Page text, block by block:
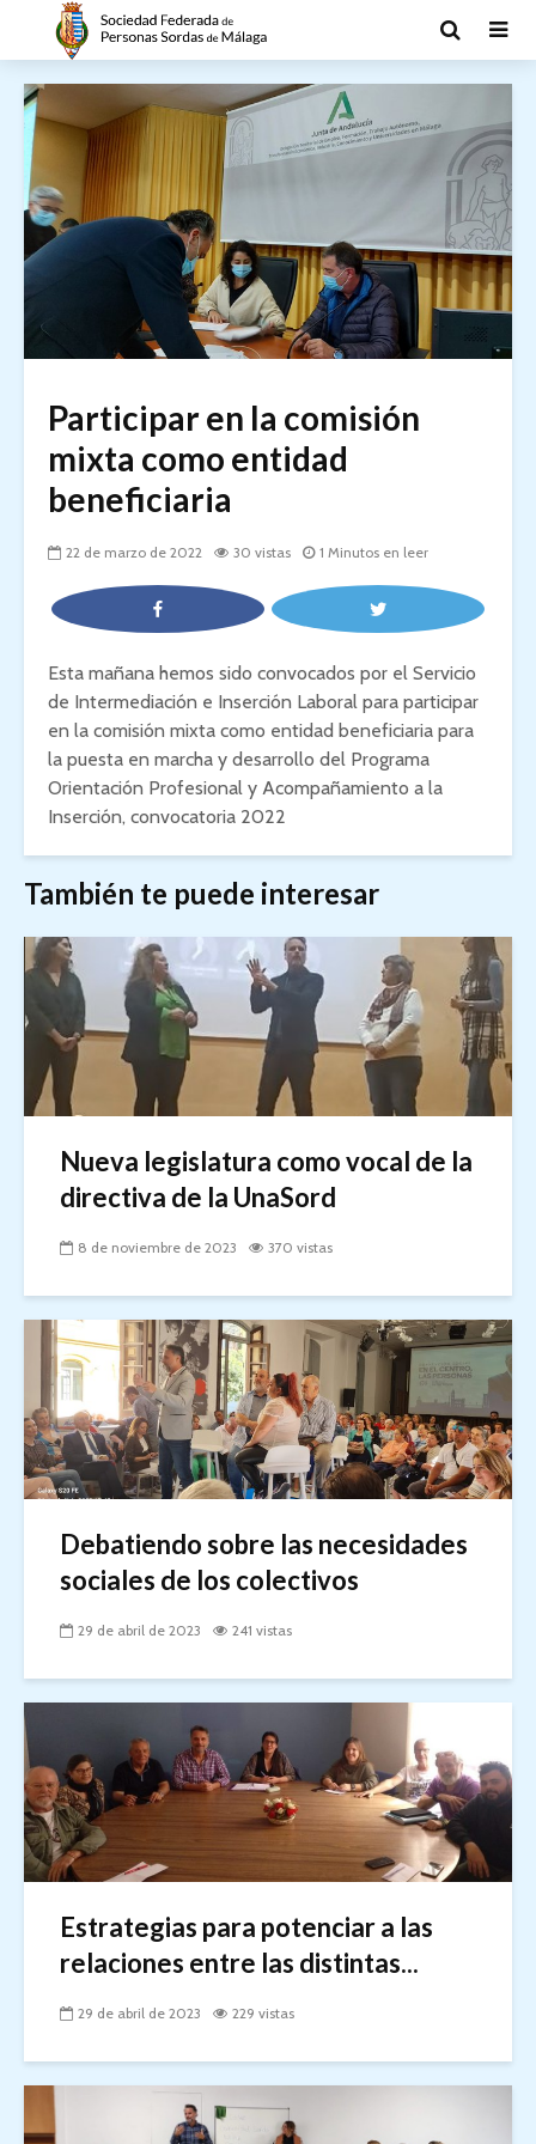
Participar en la comisión
mixta como entidad
beneficiaria
22 de marzo de 2022 30 vistas 1 Minutos en leer
Esta mañana hemos sido convocados por el Servicio
de Intermediación e Inserción Laboral para participar
en la comisión mixta como entidad beneficiaria para
la puesta en marcha y desarrollo del Programa
Orientación Profesional y Acompañamiento a la
Inserción, convocatoria 2022
También te puede interesar
Nueva legislatura como vocal de la
directiva de la UnaSord
8 de noviembre de 2023 370 vistas
Debatiendo sobre las necesidades
sociales de los colectivos
29 de abril de 2023 241 vistas
Estrategias para potenciar a las
relaciones entre las distintas...
29 de abril de 2023 229 vistas